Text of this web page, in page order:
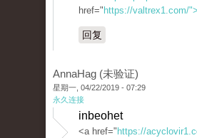
href=" https://valtrex1.com/
回复
AnnaHag (未验证)
星期一, 04/22/2019 - 07:29
永久连接
inbeohet
<a href=" https://